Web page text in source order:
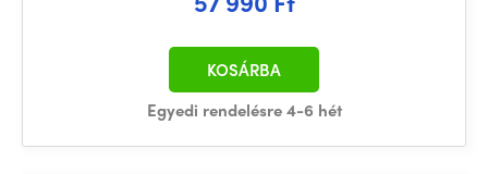
Egyedi rendelésre 4-6 hét
KOSÁRBA